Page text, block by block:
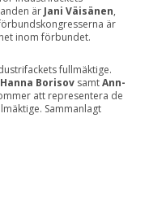
är Jani Väisänen,
är
inom förbundet.
fullmäktige.
Hanna Borisov samtAnn-
att representera de
Sammanlagt